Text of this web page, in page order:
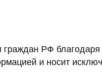
РФ
и носит